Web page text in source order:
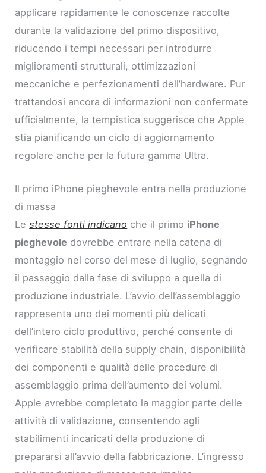
applicare rapidamente le conoscenze raccolte
durante la validazione del primo dispositivo,
riducendo i tempi necessari per introdurre
miglioramenti strutturali, ottimizzazioni
meccaniche e perfezionamenti dell’hardware. Pur
trattandosi ancora di informazioni non confermate
ufficialmente, la tempistica suggerisce che Apple
stia pianificando un ciclo di aggiornamento
regolare anche per la futura gamma Ultra.
Il primo iPhone pieghevole entra nella produzione
di massa
Lestesse fonti indicano che il primo iPhone
pieghevole dovrebbe entrare nella catena di
montaggio nel corso del mese di luglio, segnando
il passaggio dalla fase di sviluppo a quella di
produzione industriale. L’avvio dell’assemblaggio
rappresenta uno dei momenti più delicati
dell’intero ciclo produttivo, perché consente di
verificare stabilità della supply chain, disponibilità
dei componenti e qualità delle procedure di
assemblaggio prima dell’aumento dei volumi.
Apple avrebbe completato la maggior parte delle
attività di validazione, consentendo agli
stabilimenti incaricati della produzione di
prepararsi all’avvio della fabbricazione. L’ingresso